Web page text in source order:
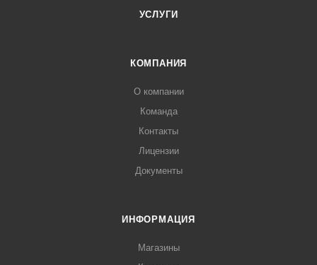
УСЛУГИ
КОМПАНИЯ
О компании
Команда
Контакты
Лицензии
Документы
ИНФОРМАЦИЯ
Магазины